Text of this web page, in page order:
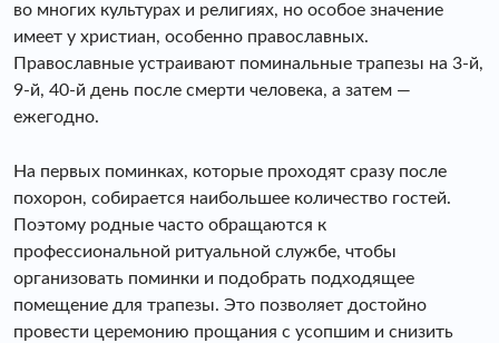
во многих культурах и религиях, но особое значение
имеет у христиан, особенно православных.
Православные устраивают поминальные трапезы на 3-й,
9-й, 40-й день после смерти человека, а затем —
ежегодно.
На первых поминках, которые проходят сразу после
похорон, собирается наибольшее количество гостей.
Поэтому родные часто обращаются к
профессиональной ритуальной службе, чтобы
организовать поминки и подобрать подходящее
помещение для трапезы. Это позволяет достойно
провести церемонию прощания с усопшим и снизить